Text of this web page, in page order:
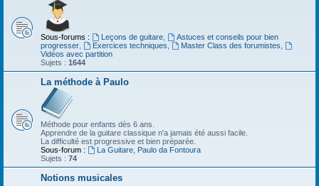
Sous-forums : Leçons de guitare,
Astuces et conseils pour bien
progresser
Exercices techniques Master Class des forumistes
Vidéos avec partition
Sujets : 1644
La méthode à Paulo
Méthode pour enfants dès 6 ans.
Apprendre de la guitare classique n'a jamais été aussi facile.
La difficulté est progressive et bien préparée.
Sous-forum :
La Guitare, Paulo da Fontoura
Sujets : 74
Notions musicales